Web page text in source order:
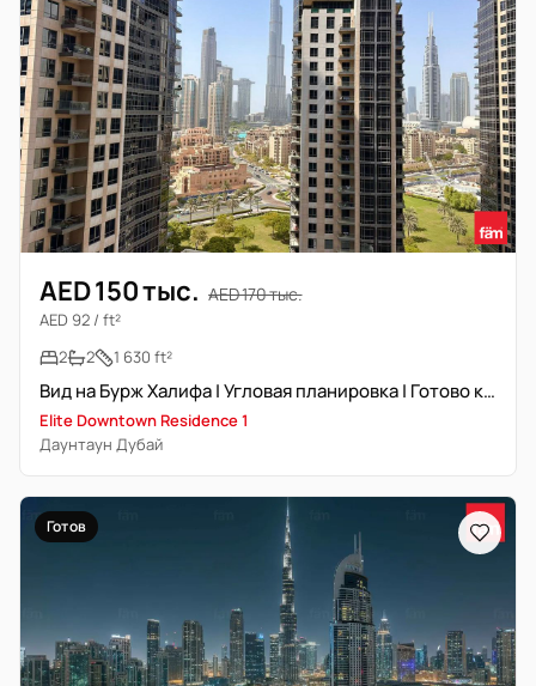
AED 150 тыс. AED 170 тыс.
AED 92 / ft²
2
2 1 630 ft²
Вид на Бурж Халифа | Угловая планировка | Готово к заселению
Elite Downtown Residence 1
Даунтаун Дубай
Готов